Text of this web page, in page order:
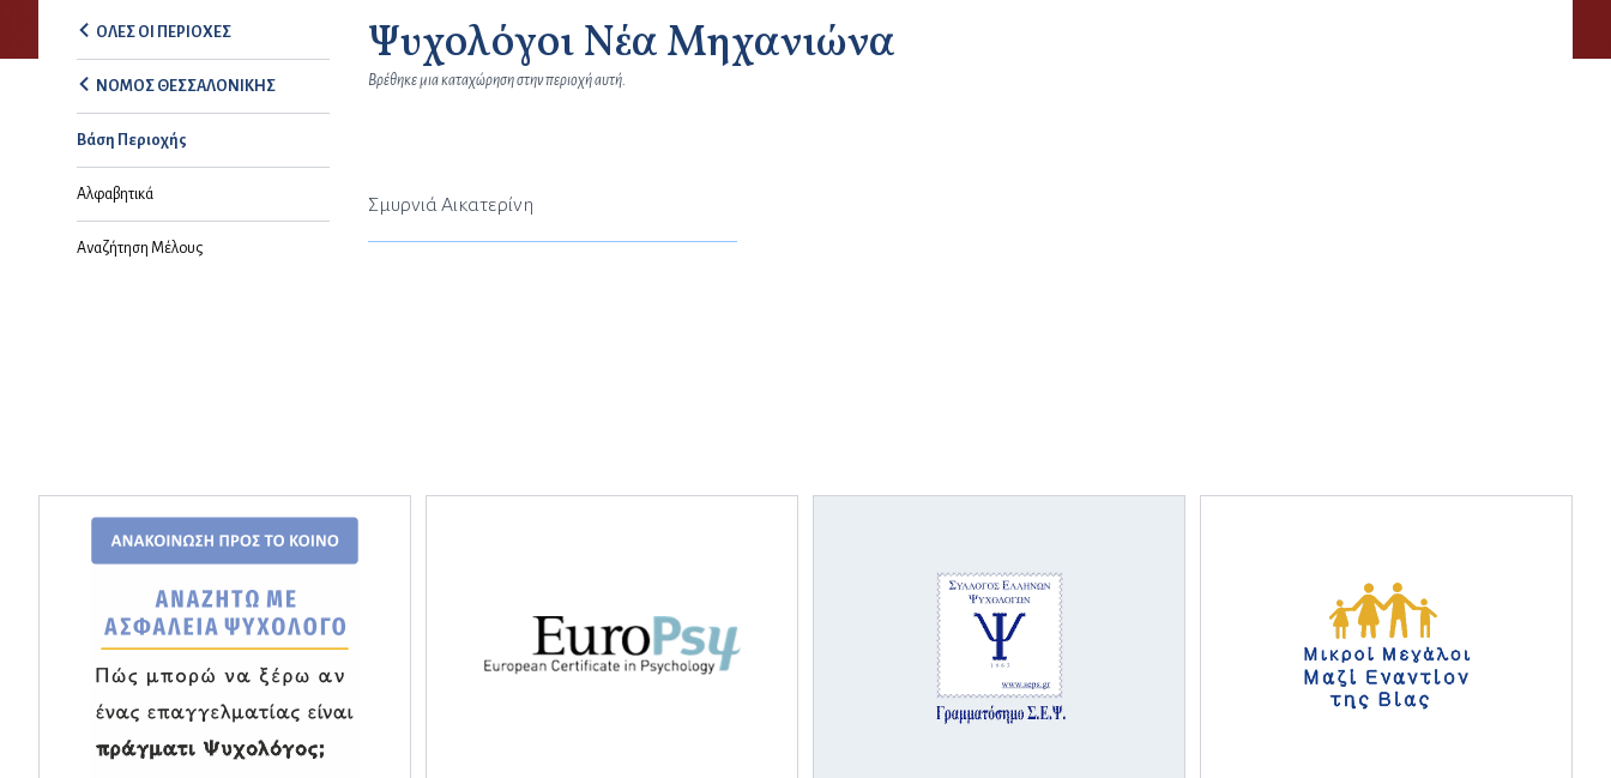
ΟΛΕΣ ΟΙ ΠΕΡΙΟΧΕΣ
ΝΟΜΟΣ ΘΕΣΣΑΛΟΝΙΚΗΣ
Βάση Περιοχής
Αλφαβητικά
Αναζήτηση Μέλους
Ψυχολόγοι Νέα Μηχανιώνα
Βρέθηκε μια καταχώρηση στην περιοχή αυτή.
Σμυρνιά Αικατερίνη